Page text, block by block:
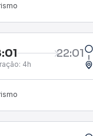
22:01
4h